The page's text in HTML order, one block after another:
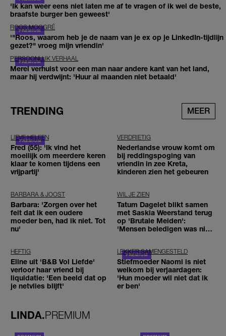
'Ik kan weer eens niet laten me af te vragen of ik wel de beste,
braafste burger ben geweest'
ROOS MOGGRÉ
'"Roos, waarom heb je de naam van je ex op je LinkedIn-tijdlijn
gezet?" vroeg mijn vriendin'
PERSOONLIJK VERHAAL
Merel verhuist voor een man naar andere kant van het land,
maar hij verdwijnt: 'Huur al maanden niet betaald'
TRENDING MEER
LIEVE HELEEN
Fred (55): 'Ik vind het
moeilijk om meerdere keren
klaar te komen tijdens een
vrijpartij'
VERDRIETIG
Nederlandse vrouw komt om
bij reddingspoging van
vriendin in zee Kreta,
kinderen zien het gebeuren
BARBARA & JOOST
Barbara: 'Zorgen over het
feit dat ik een oudere
moeder ben, had ik niet. Tot
nu'
WIL JE ZIEN
Tatum Dagelet blikt samen
met Saskia Weerstand terug
op 'Brutale Meiden':
'Mensen beledigen was niet
HEFTIG
Eline uit 'B&B Vol Liefde'
verloor haar vriend bij
liquidatie: 'Een beeld dat op
je netvlies blijft'
LEKKER SAMENGESTELD
Stiefmoeder Naomi is niet
welkom bij verjaardagen:
'Hun moeder wil niet dat ik
er ben'
LINDA.PREMIUM